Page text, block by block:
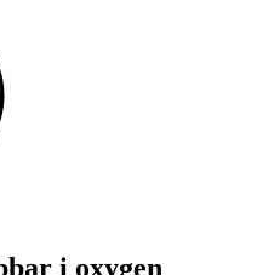
i oxygen